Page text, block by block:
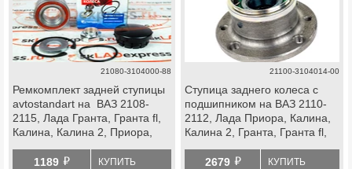
21080-3104000-88
Ремкомплект задней ступицы
avtostandart на ВАЗ 2108-
2115, Лада Гранта, Гранта fl,
Калина, Калина 2, Приора,
Лада Ока
1189 й КУПИТЬ
21100-3104014-00
Ступица заднего колеса с
подшипником на ВАЗ 2110-
2112, Лада Приора, Калина,
Калина 2, Гранта, Гранта fl,
2679 й КУПИТЬ